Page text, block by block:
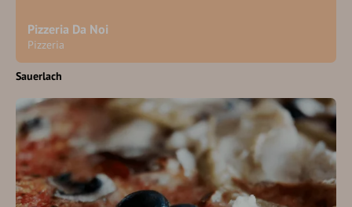
Pizzeria Da Noi
Pizzeria
Sauerlach